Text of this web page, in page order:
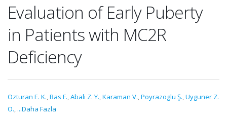
Evaluation of Early Puberty
in Patients with MC2R
Deficiency
Ozturan E. K.,Bas F.,Abali Z. Y.,Karaman V.,Poyrazoglu Ş.,Uyguner Z.
O., ...Daha Fazla